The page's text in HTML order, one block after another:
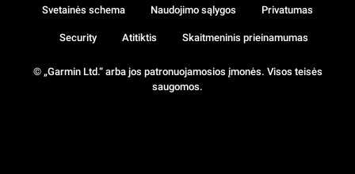
© „Garmin Ltd.“ arba jos patronuojamosios įmonės. Visos teisės
saugomos.
Svetainės schema Naudojimo sąlygos Privatumas
Security Atitiktis Skaitmeninis prieinamumas